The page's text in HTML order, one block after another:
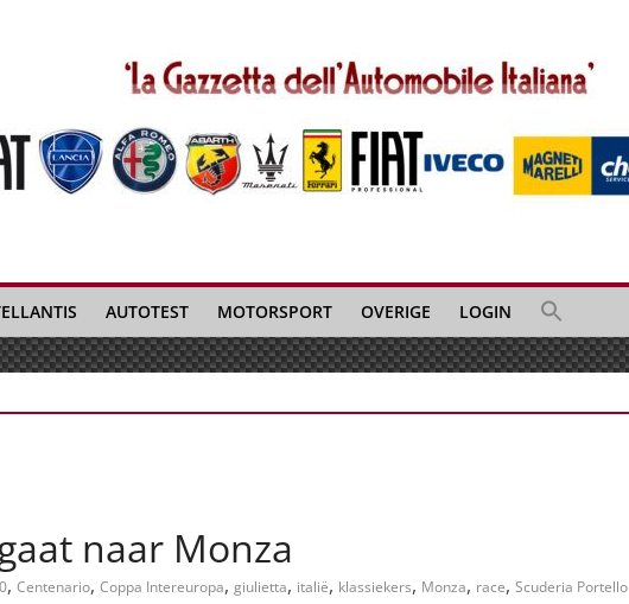
AUTOTEST MOTORSPORT OVERIGE LOGIN
naar Monza
, Centenario, Coppa Intereuropa, giulietta, italië, klassiekers, Monza, race, Scuderia Portello